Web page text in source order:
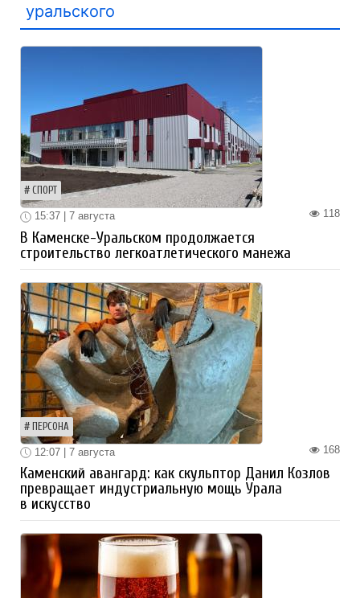
уральского
СПОРТ
118
15:37 | 7 августа
В Каменске-Уральском продолжается
строительство легкоатлетического манежа
ПЕРСОНА
168
12:07 | 7 августа
Каменский авангард: как скульптор Данил Козлов
превращает индустриальную мощь Урала
в искусство